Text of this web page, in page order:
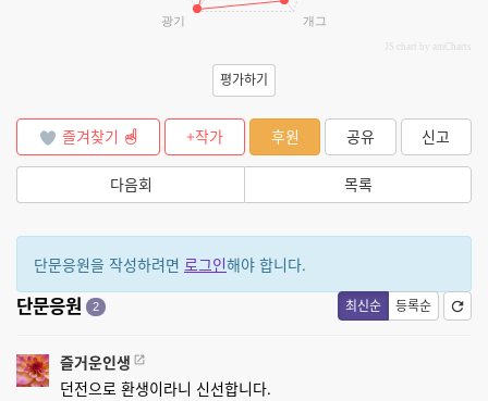
개그
광기
JS chart by amCharts
평가하기
즐겨찾기 +작가 후원 공유 신고
다음회 목록
단문응원을 작성하려면 로그인해야 합니다.
최신순 등록순
단문응원 2
즐거운인생
던전으로 환생이라니 신선합니다.